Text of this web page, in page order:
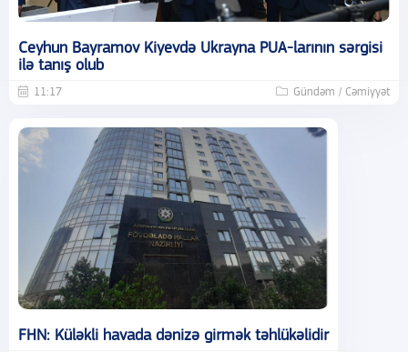
Ceyhun Bayramov Kiyevdə Ukrayna PUA-larının sərgisi
ilə tanış olub
11:17 Gündəm / Cəmiyyət
FHN: Küləkli havada dənizə girmək təhlükəlidir